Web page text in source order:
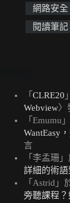
網路安全
閱讀筆記
「 CLRE20
Webview〉
「 Emumu
WantEasy
言
「 李孟珊
詳細的術語
「 Astrid 」
旁聽課程？